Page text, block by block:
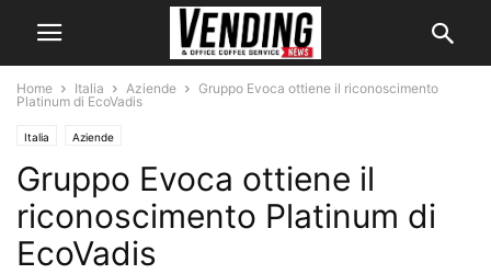
Home Italia Aziende
Gruppo Evoca ottiene il riconoscimento
Platinum di EcoVadis
Italia Aziende
Gruppo Evoca ottiene il
riconoscimento Platinum di
EcoVadis